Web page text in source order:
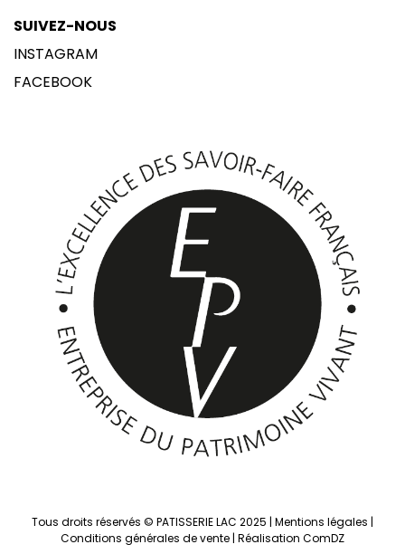
SUIVEZ-NOUS
INSTAGRAM
FACEBOOK
Tous droits réservés © PATISSERIE LAC 2025 | Mentions légales |
Conditions générales de vente | Réalisation ComDZ